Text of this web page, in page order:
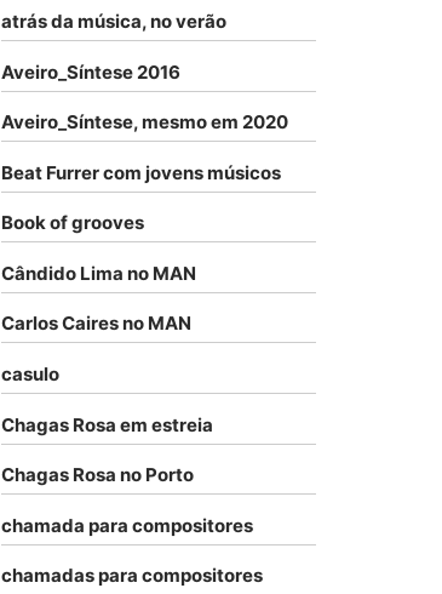
atrás da música, no verão
Aveiro_Síntese 2016
Aveiro_Síntese, mesmo em 2020
Beat Furrer com jovens músicos
Book of grooves
Cândido Lima no MAN
Carlos Caires no MAN
casulo
Chagas Rosa em estreia
Chagas Rosa no Porto
chamada para compositores
chamadas para compositores